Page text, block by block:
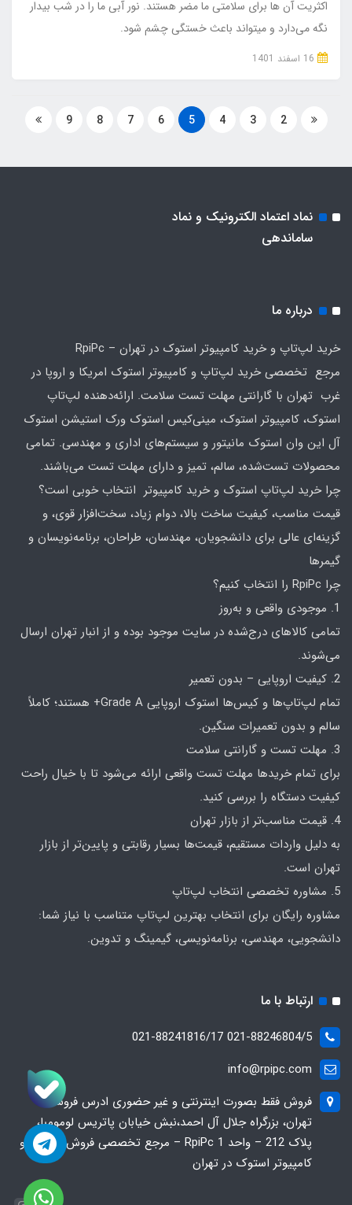
اکثریت آن ها برای سلامتی ما مضر هستند. نور آبی ما را در شب بیدار
نگه می‌دارد و میتواند باعث خستگی چشم شود.
2
3
4
5
6
7
8
9
نماد اعتماد الکترونیک و نماد
ساماندهی
درباره ما
خرید لپ‌تاپ و خرید کامپیوتر استوک در تهران – RpiPc
مرجع تخصصی خرید لپ‌تاپ و کامپیوتر استوک امریکا و اروپا در
غرب تهران با گارانتی مهلت تست سلامت. ارائه‌دهنده لپ‌تاپ
استوک، کامپیوتر استوک، مینی‌کیس استوک ورک استیشن استوک
آل این وان استوک مانیتور و سیستم‌های اداری و مهندسی. تمامی
محصولات تست‌شده، سالم، تمیز و دارای مهلت تست می‌باشند.
چرا خرید لپ‌تاپ استوک و خرید کامپیوتر انتخاب خوبی است؟
قیمت مناسب، کیفیت ساخت بالا، دوام زیاد، سخت‌افزار قوی، و
گزینه‌ای عالی برای دانشجویان، مهندسان، طراحان، برنامه‌نویسان و
گیمرها
چرا RpiPc را انتخاب کنیم؟
1. موجودی واقعی و به‌روز
تمامی کالاهای درج‌شده در سایت موجود بوده و از انبار تهران ارسال
می‌شوند.
2. کیفیت اروپایی – بدون تعمیر
تمام لپ‌تاپ‌ها و کیس‌ها استوک اروپایی Grade A+ هستند؛ کاملاً
سالم و بدون تعمیرات سنگین.
3. مهلت تست و گارانتی سلامت
برای تمام خریدها مهلت تست واقعی ارائه می‌شود تا با خیال راحت
کیفیت دستگاه را بررسی کنید.
4. قیمت مناسب‌تر از بازار تهران
به دلیل واردات مستقیم، قیمت‌ها بسیار رقابتی و پایین‌تر از بازار
تهران است.
5. مشاوره تخصصی انتخاب لپ‌تاپ
مشاوره رایگان برای انتخاب بهترین لپ‌تاپ متناسب با نیاز شما:
دانشجویی، مهندسی، برنامه‌نویسی، گیمینگ و تدوین.
ارتباط با ما
021-88246804/5 021-88241816/17
info@rpipc.com
فروش فقط بصورت اینترنتی و غیر حضوری ادرس فروشگاه
تهران، بزرگراه جلال آل احمد،نبش خیابان پاتریس لومومبا،
پلاک 212 – واحد 1 RpiPc – مرجع تخصصی فروش لپ‌تاپ و
کامپیوتر استوک در تهران